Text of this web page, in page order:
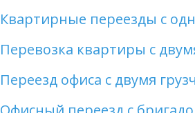
Квартирные переезды с
Перевозка квартиры с
Переезд офиса с двумя